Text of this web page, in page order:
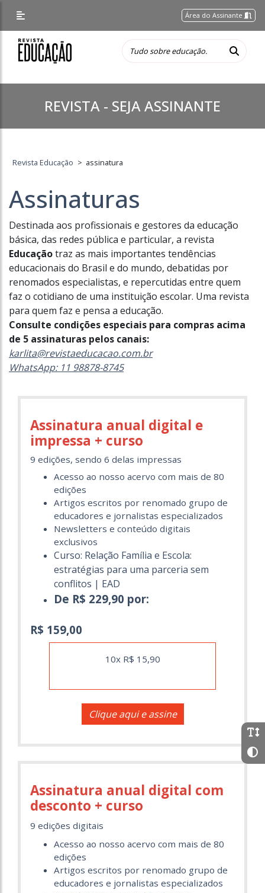
Área do Assinante
REVISTA - SEJA ASSINANTE
Revista Educação > assinatura
Assinaturas
Destinada aos profissionais e gestores da educação
básica, das redes pública e particular, a revista
Educaçãotraz as mais importantes tendências
educacionais do Brasil e do mundo, debatidas por
renomados especialistas, e repercutidas entre quem
faz o cotidiano de uma instituição escolar. Uma revista
para quem faz e pensa a educação.
Consulte condições especiais para compras acima
de 5 assinaturas pelos canais:
karlita@revistaeducacao.com.br
WhatsApp: 11 98878-8745
Assinatura anual digital e
impressa + curso
9 edições, sendo 6 delas impressas
Acesso ao nosso acervo com mais de 80
edições
Artigos escritos por renomado grupo de
educadores e jornalistas especializados
Newsletters e conteúdo digitais
exclusivos
Curso: Relação Família e Escola:
estratégias para uma parceria sem
conflitos | EAD
De R$ 229,90 por:
R$ 159,00
10x R$ 15,90
Clique aqui e assine
Assinatura anual digital com
desconto + curso
9 edições digitais
Acesso ao nosso acervo com mais de 80
edições
Artigos escritos por renomado grupo de
educadores e jornalistas especializados